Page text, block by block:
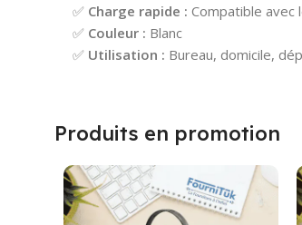
✅ Charge rapide : Compatible avec
✅ Couleur : Blanc
✅ Utilisation : Bureau, domicile,
Produits en promotion